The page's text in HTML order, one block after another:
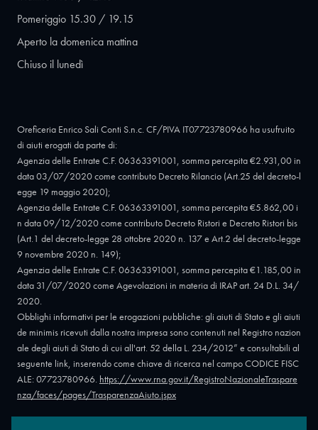
Pomeriggio 15.30 / 19.15
Aperto la domenica mattina
Chiuso il lunedì
Oreficeria Enrico Sali Conti S.n.c. CF/PIVA IT07723780966 ha usufruito
di aiuti erogati da parte di:
Agenzia delle Entrate C.F. 06363391001, somma percepita €2.931,00 in
data 03/07/2020 come contributo Decreto Rilancio (Art.25 del decreto-l
egge 19 maggio 2020);
Agenzia delle Entrate C.F. 06363391001, somma percepita €5.862,00 i
n data 09/12/2020 come contributo Decreto Ristori e Decreto Ristori bis
(Art.1 del decreto-legge 28 ottobre 2020 n. 137 e Art.2 del decreto-legge
9 novembre 2020 n. 149);
Agenzia delle Entrate C.F. 06363391001, somma percepita €1.185,00 in
data 31/07/2020 come Agevolazioni in materia di IRAP art. 24 D.L. 34/
2020.
Obblighi informativi per le erogazioni pubbliche: gli aiuti di Stato e gli aiuti
de minimis ricevuti dalla nostra impresa sono contenuti nel Registro nazion
ale degli aiuti di Stato di cui all'art. 52 della L. 234/2012” e consultabili al
seguente link, inserendo come chiave di ricerca nel campo CODICE FISC
ALE: 07723780966. https://www.rna.gov.it/RegistroNazionaleTraspare
nza/faces/pages/TrasparenzaAiuto.jspx